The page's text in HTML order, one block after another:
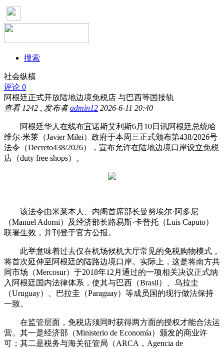
搜索
社会纵横
评论 0
阿根廷正式开放陆地边境免税店 与巴西等国接轨
查看 1242 , 发布者admin12 2026-6-11 20:40
阿根廷华人在线布宜诺斯艾利斯6月10日讯阿根廷总统哈
维尔·米莱（Javier Milei）政府于本周三正式颁布第438/2026号
法令（Decreto438/2026），宣布允许在陆地边境口岸设立免税
店（duty free shops）。
该法令由米莱本人、内阁首席部长曼努埃尔·阿多尼
（Manuel Adorni）及经济部长路易斯·卡普托（Luis Caputo）
联署生效，并刊登于官方公报。
此举意味着过去仅在机场候机大厅常见的免税购物模式，
将首次延伸至阿根廷的陆路边境口岸。实际上，这是将南方共
同市场（Mercosur）于2018年12月通过的一项相关决议正式纳
入阿根廷国内法律体系，使其与巴西（Brasil）、乌拉圭
（Uruguay）、巴拉圭（Paraguay）等成员国的现行做法保持
一致。
在监管层面，免税店须同时获得两方面的授权才能合法运
营。其一是经济部（Ministerio de Economía）颁发的商业许
可；其二是税务与海关征管局（ARCA，Agencia de